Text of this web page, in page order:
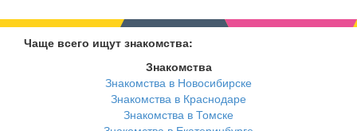
Чаще всего ищут знакомства:
Знакомства
Знакомства в Новосибирске
Знакомства в Краснодаре
Знакомства в Томске